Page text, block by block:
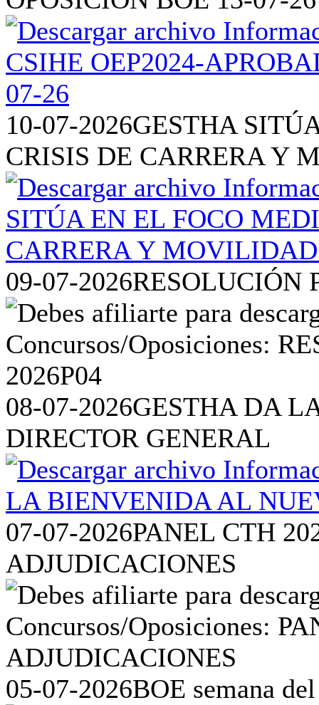
10-07-2026GESTHA
CRISIS DE CARRERA Y
09-07-2026RESOLUCIÓN
08-07-2026GESTHA DA
DIRECTOR GENERAL
07-07-2026PANEL CTH
ADJUDICACIONES
05-07-2026BOE semana